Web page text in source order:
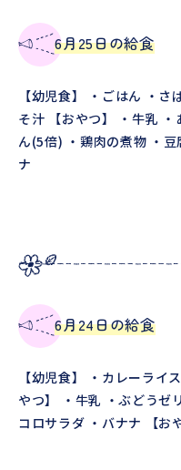
6月25日の給食
【幼児食】 ・ごはん ・
そ汁 【おやつ】 ・牛乳
ん(5倍) ・鶏肉の煮物 ・
ナ
6月24日の給食
【幼児食】 ・カレーライ
やつ】 ・牛乳 ・ぶどうゼ
コロサラダ ・バナナ 【お